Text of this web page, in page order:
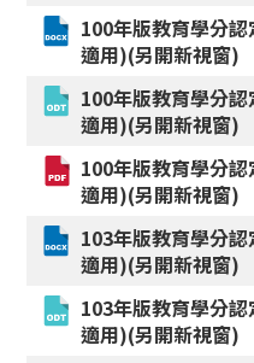
100年版教育學分
適用)(另開新視窗)
100年版教育學分
適用)(另開新視窗)
100年版教育學分
適用)(另開新視窗)
103年版教育學分
適用)(另開新視窗)
103年版教育學分
適用)(另開新視窗)